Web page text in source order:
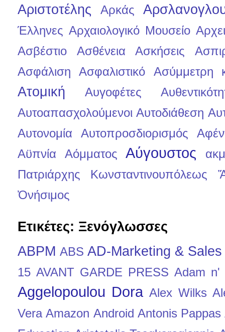
Αριστοτέλης Αρκάς
Έλληνες Αρχαιολογικό Μουσείο
Ασβέστιο
Ασθένεια Ασκήσεις
Ασφάλιση
Ασφαλιστικό Ασύμμετρη
Ατομική Αυγοφέτες
Αυτοαπασχολούμενοι Αυτοδιάθεση
Αυτονομία
Αυτοπροσδιορισμός
Αϋπνία
Αόμματος Αύγουστος
Πατριάρχης Κωνσταντινουπόλεως
Ὀνήσιμος
Ετικέτες: Ξενόγλωσσες
ABPM ABS AD-Marketing &
15 AVANT GARDE PRESS Adam n'
Aggelopoulou Dora Alex Wilks
Vera Amazon Android Antonis Pappas